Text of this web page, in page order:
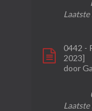
0442 -
2023]
door